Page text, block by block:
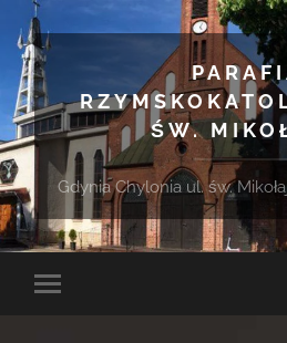
ŚW.
Gdynia Chylonia ul. św.
Toggle